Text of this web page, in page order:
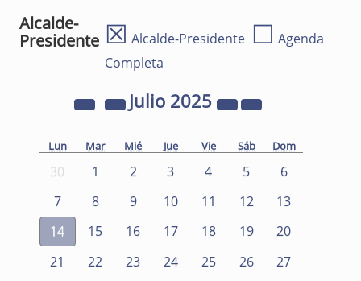
Alcalde-
Presidente ☒ Alcalde-Presidente ☐ Agenda
Completa
Julio 2025
Lun Mar Mié Jue Vie Sáb Dom
30 1 2 3 4 5
6
7
8 9 10 11 12
13
14
15 16 17 18 19
20
21
22 23 24 25 26
27